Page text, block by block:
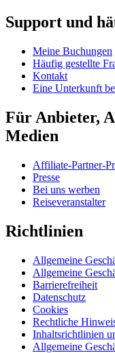
Support und
Meine Buchungen
Häufig gestellte
Kontakt
Eine Unterkunft
Für Anbieter,
Medien
Affiliate-Partner-
Presse
Bei uns werben
Reiseveranstalter
Richtlinien
Allgemeine
Allgemeine
Barrierefreiheit
Datenschutz
Cookies
Rechtliche
Inhaltsrichtlinien
Allgemeine